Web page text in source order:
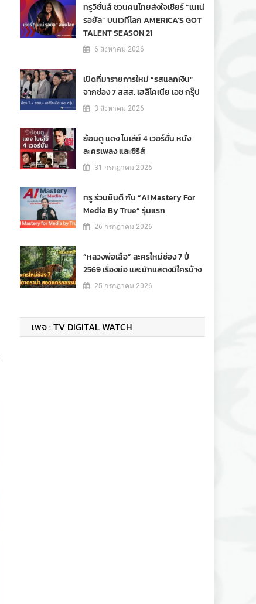
ทรูวิชั่นส์ ชวนคนไทยส่งใจเชียร์ “เนเน่
รอยัล” บนเวทีโลก AMERICA’S GOT
TALENT SEASON 21
6 สิงหาคม 2026
เปิดที่มารายการใหม่ “รสแลกเงิน”
จากช่อง 7 สสส. เฮลิโคเนีย เอช กรุ๊ป
3 สิงหาคม 2026
ย้อนดู แดง ไบเล่ย์ 4 เวอร์ชั่น หนัง
ละครเพลง และซีรีส์
31 กรกฎาคม 2026
ทรู ร่วมยินดี กับ “AI Mastery For
Media By True” รุ่นแรก
26 กรกฎาคม 2026
“หลวงพ่อเสือ” ละครใหม่ช่อง 7 ปี
2569 เรื่องย่อ และนักแสดงมีใครบ้าง
25 กรกฎาคม 2026
เพจ : TV DIGITAL WATCH